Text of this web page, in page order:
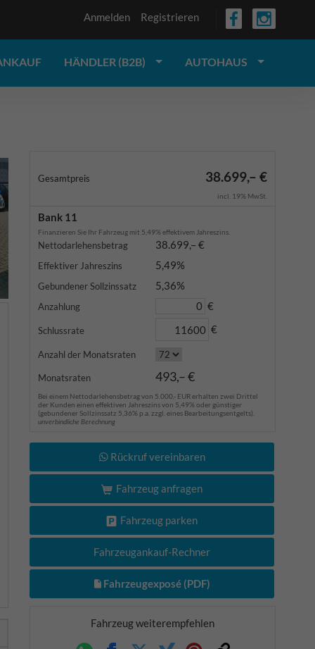
Anmelden Registrieren
HÄNDLER (B2B) AUTOHAUS
Gesamtpreis 38.699,– €
incl. 19% MwSt.
Bank 11
Finanzieren Sie Ihr Fahrzeug mit 5,49% effektivem Jahreszins.
Nettodarlehensbetrag 38.699,– €
Effektiver Jahreszins 5,49%
Gebundener Sollzinssatz 5,36%
Anzahlung €
Schlussrate €
Anzahl der Monatsraten
Monatsraten 493,– €
Bei einem Nettodarlehensbetrag von 5.000,- EUR erhalten zwei Drittel
der Kunden einen effektiven Jahreszins von 5,49% oder günstiger
(gebundener Sollzinssatz 5,36% p.a. zzgl. eines Bearbeitungsentgelts).
unverbindliche Berechnung
Rückruf vereinbaren
Fahrzeug anfragen
Fahrzeug parken
Fahrzeugankauf-Rechner
Fahrzeugexposé (PDF)
Fahrzeug weiterempfehlen